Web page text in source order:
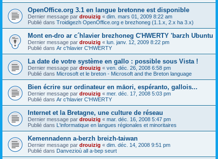
OpenOffice.org 3.1 en langue bretonne est disponible
Dernier message par drouizig « dim. mars 01, 2009 8:22 am
Publié dans Troidigezh OpenOffice.org e brezhoneg (1.1.x, 2.x ha 3.x)
Mont en-dro ar c´hlavier brezhoneg C'HWERTY 'barzh Ubuntu
Dernier message par drouizig « lun. janv. 12, 2009 8:22 pm
Publié dans Ar c'hlavier C'HWERTY
La date de votre système en gallo : possible sous Vista !
Dernier message par drouizig « ven. déc. 26, 2008 6:58 pm
Publié dans Microsoft et le breton - Microsoft and the Breton language
Bien écrire sur ordinateur en māori, espéranto, gallois...
Dernier message par drouizig « mer. déc. 17, 2008 5:03 pm
Publié dans Ar c'hlavier C'HWERTY
Internet et la Bretagne, une culture de réseau
Dernier message par drouizig « mar. déc. 16, 2008 5:47 pm
Publié dans L'informatique en langues régionales et minoritaires
Kemennadenn a-berzh breizh-taiwan
Dernier message par drouizig « dim. déc. 14, 2008 9:51 pm
Publié dans Danvezioù all a-bep seurt